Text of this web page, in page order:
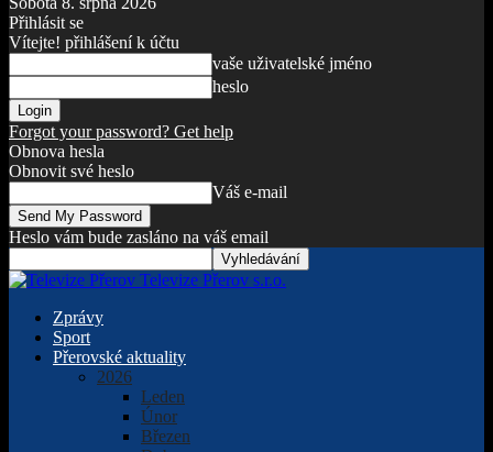
Přihlásit se
Vítejte! přihlášení k účtu
vaše uživatelské jméno
heslo
Forgot your password? Get help
Obnova hesla
Obnovit své heslo
Váš e-mail
Heslo vám bude zasláno na váš email
Televize Přerov s.r.o.
Zprávy
Sport
Přerovské aktuality
2026
Leden
Únor
Březen